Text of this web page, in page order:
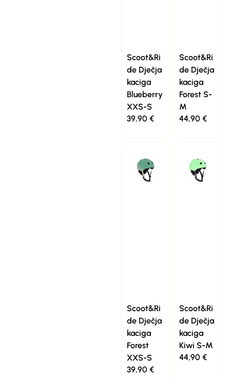
Scoot&Ri
de Dječja
kaciga
Blueberry
XXS-S
39,90 €
Scoot&Ri
de Dječja
kaciga
Forest S-
M
44,90 €
Scoot&Ri
de Dječja
kaciga
Forest
XXS-S
39,90 €
Scoot&Ri
de Dječja
kaciga
Kiwi S-M
44,90 €